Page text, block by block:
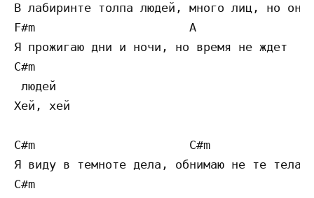
В лабиринте толпа людей, много лиц, но
F#m                      A
Я прожигаю дни и ночи, но время не ждет
C#m
людей
Хей, хей
C#m                      C#m
Я виду в темноте дела, обнимаю не те тела
C#m